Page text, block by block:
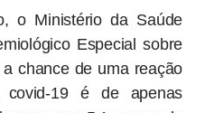
a confiabilidade
o Ministério da Saúde
Especial sobre